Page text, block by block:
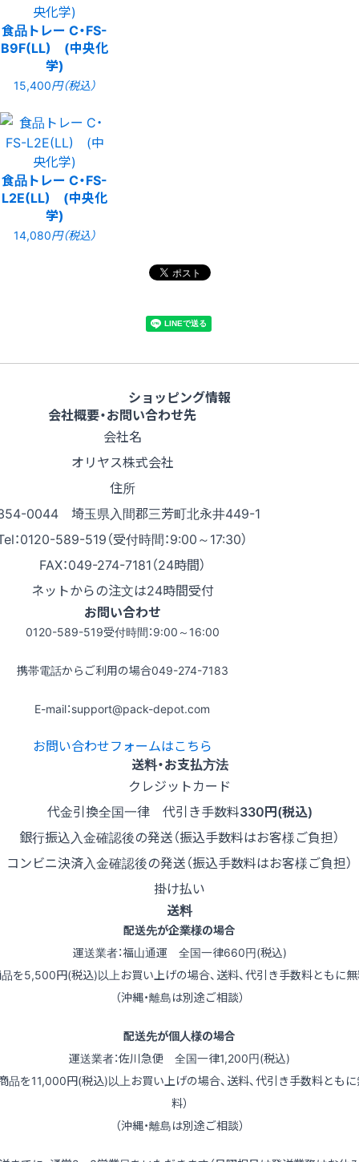
食品トレー C・FS-
B9F(LL) (中央化
学)
15,400円（税込）
食品トレー C・FS-
L2E(LL) (中央化
学)
14,080円（税込）
ショッピング情報
会社概要・お問い合わせ先
会社名
オリヤス株式会社
住所
0044 埼玉県入間郡三芳町北永井449-1
：0120-589-519（受付時間：9:00～17:30）
FAX：049-274-7181（24時間）
ネットからの注文は24時間受付
お問い合わせ
0120-589-519受付時間：9:00～16:00
携帯電話からご利用の場合049-274-7183
E-mail：support@pack-depot.com
お問い合わせフォームはこちら
送料・お支払方法
クレジットカード
代金引換全国一律 代引き手数料330円(税込)
銀行振込入金確認後の発送（振込手数料はお客様ご負担）
コンビニ決済入金確認後の発送（振込手数料はお客様ご負担）
掛け払い
送料
配送先が企業様の場合
運送業者：福山通運 全国一律660円(税込)
品を5,500円(税込)以上お買い上げの場合、送料、代引き手数料ともに無
（沖縄・離島は別途ご相談）
配送先が個人様の場合
運送業者：佐川急便 全国一律1,200円(税込)
品を11,000円(税込)以上お買い上げの場合、送料、代引き手数料とも
料）
（沖縄・離島は別途ご相談）